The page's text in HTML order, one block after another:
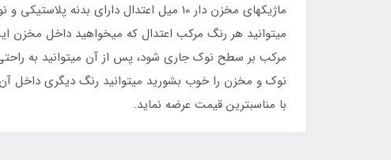
ماژیکهای مخزن دار 10 میل اعتدال
میتوانید هر رنگ مرکب اعتدال که میخواهید داخل مخزن
مرکب بر سطح نوک جاری شود، پس از آن می‏توانید به راحتی
نوک و مخزن را خوب بشورید میتوانید رنگ دیگری داخل
با مناسبترین قیمت عرضه نماید.